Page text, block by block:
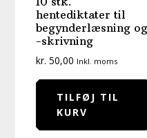
hentediktater til
begynderlæsning og
-skrivning
kr. 50,00 Inkl. moms
TILFØJ TIL
KURV